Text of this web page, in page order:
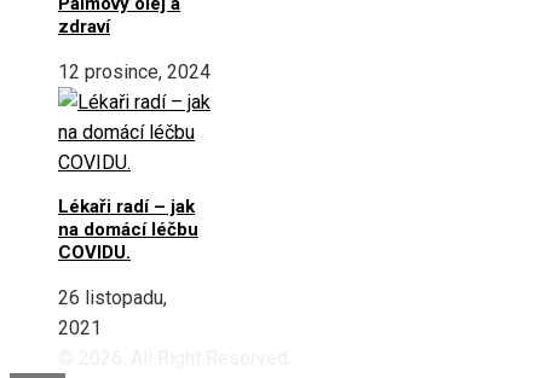
zdraví
12 prosince, 2024
Lékaři radí – jak
na domácí léčbu
COVIDU.
26 listopadu,
2021